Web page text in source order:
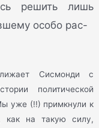
решить лишь
особо рас-
Сисмонди с
политической
уже (!!) примкнули к
как на такую силу,